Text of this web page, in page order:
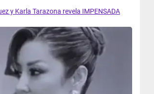
y Karla Tarazona revela IMPENSADA